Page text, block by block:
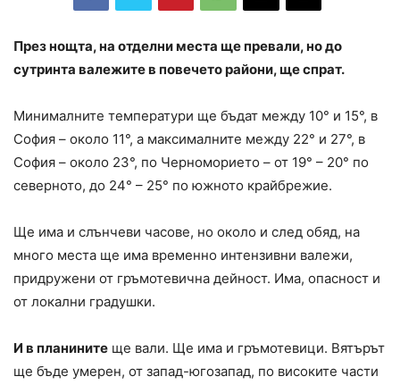
През нощта, на отделни места ще превали, но до
сутринта валежите в повечето райони, ще спрат.
Минималните температури ще бъдат между 10° и 15°, в
София – около 11°, a максималните между 22° и 27°, в
София – около 23°, по Черноморието – от 19° – 20° по
северното, до 24° – 25° по южното крайбрежие.
Ще има и слънчеви часове, но около и след обяд, на
много места ще има временно интензивни валежи,
придружени от гръмотевична дейност. Има, опасност и
от локални градушки.
И в планините ще вали. Ще има и гръмотевици. Вятърът
ще бъде умерен, от запад-югозапад, по високите части